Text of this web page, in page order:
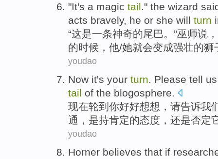
"It's a magic tail." the wizard
acts bravely, he or she will turn
“这是一条神奇的尾巴。”巫师说
的时候，他/她就会变成强壮的狮
youdao
Now it's your turn. Please tell us
tail of the blogosphere.
现在轮到 你好好想想 ， 请告诉我
通，是持肯定的态度，还是否定
youdao
Horner believes that if